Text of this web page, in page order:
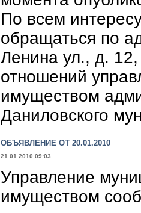
По всем
обращаться по
Ленина ул., д.
отношений
имуществом
Даниловского
ОБЪЯВЛЕНИЕ ОТ 20.01.2010
21.01.2010 09:03
Управление
имуществом